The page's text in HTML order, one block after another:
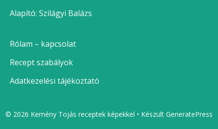
Alapító: Szilágyi Balázs
Rólam – kapcsolat
Recept szabályok
Adatkezelési tájékoztató
© 2026 Kemény Tojás receptek képekkel • Készült GeneratePress